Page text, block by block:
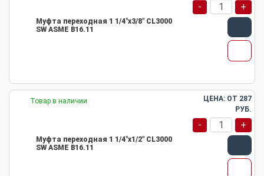
Муфта переходная 1 1/4"х3/8" CL3000
SW ASME B16.11
- +
Товар в наличии
Муфта переходная 1 1/4"х1/2" CL3000
SW ASME B16.11
ЦЕНА: ОТ 287
РУБ.
- +